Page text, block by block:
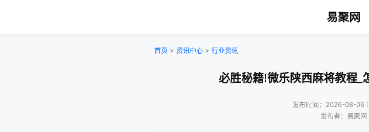
易聚网
首页 > 资讯中心 > 行业资讯
必胜秘籍!微乐陕西麻将教程_
发布时间：2026-08-06
发布者：易聚网